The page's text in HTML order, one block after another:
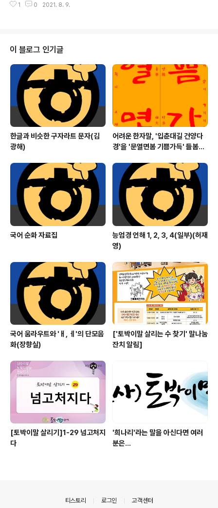
셈: 한목에 하지 않고 여러 셈(번)으로 나누어서 주고받는
어 보인다."와 이문구의 '해벽'에 나온 "권세도 좋고 돈도 좋
은 무게'라고 풀이를 하고 "그는 나이에 비해 퍽 드레가 있
어 보인다."를 보기로 들었습니다. 그리고 이 말과 비슷한말
로 '무게'가 있다고 했습니다. 두 풀이를 견주어 보면 '점잖
은 무게'를 나타낸 말인 것은 같습니다만 앞에서는 '인격적
으로'라고 했고 '뒤에서는 '사람의 품격으로서'라고 했습니
다. '인격'과..
1 0 2021. 8. 9.
이 블로그 인기글
한글과 비슷한 구자라트 문자(김
광해)
어려운 한자말, '입춘대길 건양다
경'을 '문열면봄 기쁨가득' 들봄빎
국어 순화 자료집
능엄경 언해 1, 2, 3, 4(일부)(허재
영)
국어 움라우트와 'ㅐ, ㅔ'의 단모음
화(장향실)
['토박이말 살리는 수 찾기' 말나눔
잔치 알림]
[토박이말 살리기]1-29 넘고처지
다
'희나리'라는 말을 아신다면 여러
분은...
티스토리 로그인 고객센터